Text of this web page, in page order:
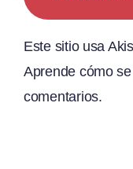
Este sitio usa
Aprende cómo
comentarios.